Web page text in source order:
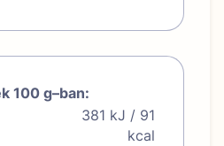
100 g–ban:
381 kJ / 91
kcal